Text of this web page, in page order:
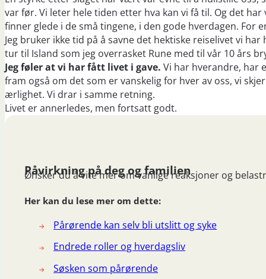
var før. Vi leter hele tiden etter hva kan vi få til. Og det
finner glede i de små tingene, i den gode hverdagen. For
Jeg bruker ikke tid på å savne det hektiske reiselivet vi
tur til Island som jeg overrasket Rune med til vår 10 års
Jeg føler at vi har fått livet i gave. Vi har hverandre, har
fram også om det som er vanskelig for hver av oss, vi
ærlighet. Vi drar i samme retning.
Livet er annerledes, men fortsatt godt.
Påvirkning på deg og familien​
Ønsker du å vite mer om vanlige reaksjoner og
Her kan du lese mer om dette:
Pårørende kan selv bli utslitt og syke
Endrede roller og hverdagsliv
Søsken som pårørende